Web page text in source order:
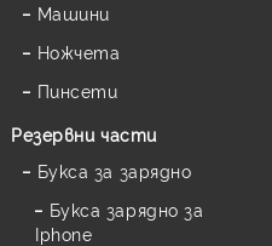
Машини
Ножчета
Пинсети
Резервни части
Букса за зарядно
Букса зарядно за
Iphone